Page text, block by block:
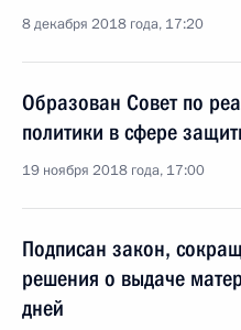
8 декабря 2018 года, 17:20
Образован Совет по
политики в сфере
19 ноября 2018 года, 17:00
Подписан закон,
решения о выдаче
дней